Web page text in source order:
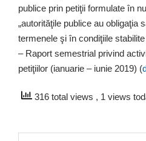
publice prin petiţii formulate în
„autorităţile publice au obligaţia
termenele şi în condiţiile stabilite
– Raport semestrial privind
petiţiilor (ianuarie – iunie 2019) (
316 total views , 1 views